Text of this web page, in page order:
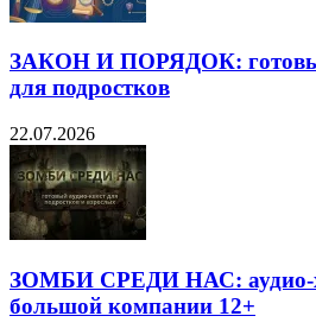
ЗАКОН И ПОРЯДОК:
для подростков
22.07.2026
ЗОМБИ СРЕДИ НАС: аудио-
большой компании 12+